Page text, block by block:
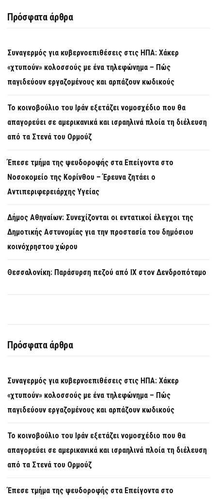
Πρόσφατα άρθρα
Συναγερμός για κυβερνοεπιθέσεις στις ΗΠΑ: Χάκερ
«χτυπούν» κολοσσούς με ένα τηλεφώνημα – Πώς
παγιδεύουν εργαζομένους και αρπάζουν κωδικούς
Το κοινοβούλιο του Ιράν εξετάζει νομοσχέδιο που θα
απαγορεύει σε αμερικανικά και ισραηλινά πλοία τη διέλευση
από τα Στενά του Ορμούζ
Έπεσε τμήμα της ψευδοροφής στα Επείγοντα στο
Νοσοκομείο της Κορίνθου – Έρευνα ζητάει ο
Αντιπεριφερειάρχης Υγείας
Δήμος Αθηναίων: Συνεχίζονται οι εντατικοί έλεγχοι της
Δημοτικής Αστυνομίας για την προστασία του δημόσιου
κοινόχρηστου χώρου
Θεσσαλονίκη: Παράσυρση πεζού από ΙΧ στον Δενδροπόταμο
Πρόσφατα άρθρα
Συναγερμός για κυβερνοεπιθέσεις στις ΗΠΑ: Χάκερ
«χτυπούν» κολοσσούς με ένα τηλεφώνημα – Πώς
παγιδεύουν εργαζομένους και αρπάζουν κωδικούς
Το κοινοβούλιο του Ιράν εξετάζει νομοσχέδιο που θα
απαγορεύει σε αμερικανικά και ισραηλινά πλοία τη διέλευση
από τα Στενά του Ορμούζ
Έπεσε τμήμα της ψευδοροφής στα Επείγοντα στο